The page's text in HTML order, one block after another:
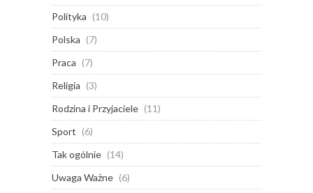
Polityka (10)
Polska (7)
Praca (7)
Religia (3)
Rodzina i Przyjaciele (11)
Sport (6)
Tak ogólnie (14)
Uwaga Ważne (6)